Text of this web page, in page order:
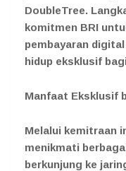
DoubleTree.
komitmen BRI
pembayaran
hidup eksklusif
Manfaat Eksklusif
Melalui kemitraan
menikmati
berkunjung ke